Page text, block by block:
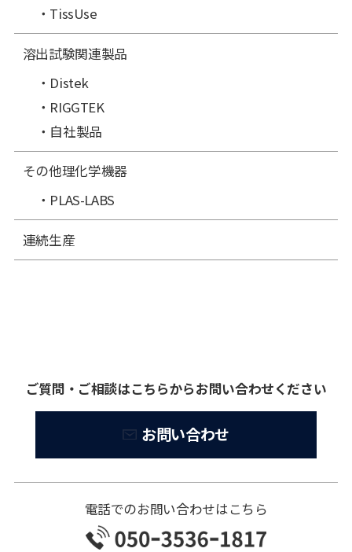
TissUse
溶出試験関連製品
Distek
RIGGTEK
自社製品
その他理化学機器
PLAS-LABS
連続生産
ご質問・ご相談はこちらからお問い合わせください
お問い合わせ
電話でのお問い合わせはこちら